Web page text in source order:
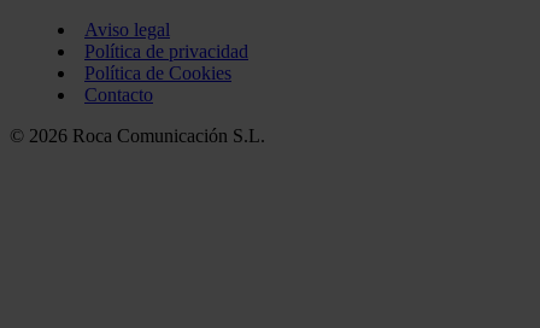
Aviso legal
Política de privacidad
Política de Cookies
Contacto
© 2026 Roca Comunicación S.L.